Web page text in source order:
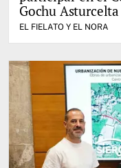
Gochu
EL FIELATO Y EL NORA